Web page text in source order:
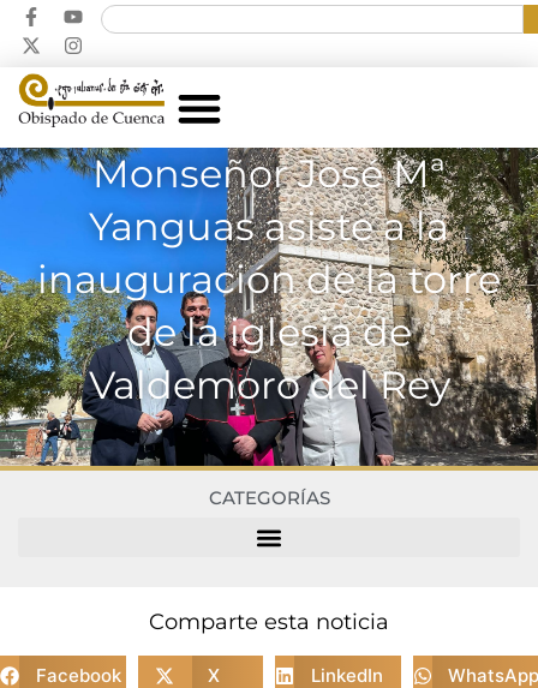
Monseñor José Mª
Yanguas asiste a la
inauguración de la torre
de la iglesia de
Valdemoro del Rey
CATEGORÍAS
Comparte esta noticia
Facebook X LinkedIn WhatsApp